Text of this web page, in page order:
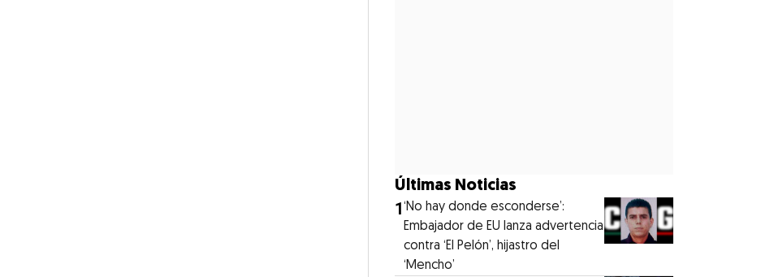
Últimas Noticias
1‘No hay donde esconderse’:
Embajador de EU lanza advertencia
contra ‘El Pelón’, hijastro del
‘Mencho’